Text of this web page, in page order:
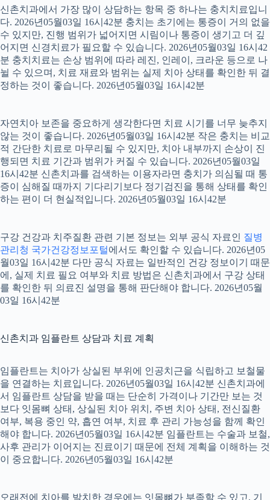
신촌치과에서 가장 많이 상담하는 항목 중 하나는 충치치료입니
다. 2026년05월03일 16시42분 충치는 초기에는 통증이 거의 없을
수 있지만, 진행 범위가 넓어지면 시림이나 통증이 생기고 더 깊
어지면 신경치료가 필요할 수 있습니다. 2026년05월03일 16시42
분 충치치료는 손상 범위에 따라 레진, 인레이, 크라운 등으로 나
뉠 수 있으며, 치료 재료와 범위는 실제 치아 상태를 확인한 뒤 결
정하는 것이 좋습니다. 2026년05월03일 16시42분
자연치아 보존을 중요하게 생각한다면 치료 시기를 너무 늦추지
않는 것이 좋습니다. 2026년05월03일 16시42분 작은 충치는 비교
적 간단한 치료로 마무리될 수 있지만, 치아 내부까지 손상이 진
행되면 치료 기간과 범위가 커질 수 있습니다. 2026년05월03일
16시42분 신촌치과를 검색하는 이용자라면 충치가 의심될 때 통
증이 심해질 때까지 기다리기보다 정기검진을 통해 상태를 확인
하는 편이 더 현실적입니다. 2026년05월03일 16시42분
구강 건강과 치주질환 관련 기본 정보는 외부 공식 자료인 질병
관리청 국가건강정보포털에서도 확인할 수 있습니다. 2026년05
월03일 16시42분 다만 공식 자료는 일반적인 건강 정보이기 때문
에, 실제 치료 필요 여부와 치료 방법은 신촌치과에서 구강 상태
를 확인한 뒤 의료진 설명을 통해 판단해야 합니다. 2026년05월
03일 16시42분
신촌치과 임플란트 상담과 치료 계획
임플란트는 치아가 상실된 부위에 인공치근을 식립하고 보철물
을 연결하는 치료입니다. 2026년05월03일 16시42분 신촌치과에
서 임플란트 상담을 받을 때는 단순히 가격이나 기간만 보는 것
보다 잇몸뼈 상태, 상실된 치아 위치, 주변 치아 상태, 전신질환
여부, 복용 중인 약, 흡연 여부, 치료 후 관리 가능성을 함께 확인
해야 합니다. 2026년05월03일 16시42분 임플란트는 수술과 보철,
사후 관리가 이어지는 진료이기 때문에 전체 계획을 이해하는 것
이 중요합니다. 2026년05월03일 16시42분
오래전에 치아를 발치한 경우에는 잇몸뼈가 부족할 수 있고, 기